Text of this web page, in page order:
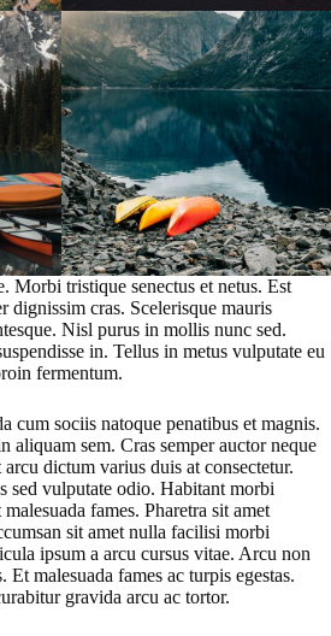
Morbi tristique senectus et netus. Est
dignissim cras. Scelerisque mauris
Nisl purus in mollis nunc sed.
in. Tellus in metus vulputate eu
fermentum.
cum sociis natoque penatibus et magnis.
aliquam sem. Cras semper auctor neque
dictum varius duis at consectetur.
sed vulputate odio. Habitant morbi
fames. Pharetra sit amet
sit amet nulla facilisi morbi
ipsum a arcu cursus vitae. Arcu non
malesuada fames ac turpis egestas.
gravida arcu ac tortor.